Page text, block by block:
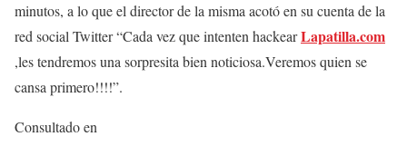
minutos, a lo que el director de la misma acotó en su cuenta de la
red social Twitter “Cada vez que intenten hackearLapatilla.com
,les tendremos una sorpresita bien noticiosa.Veremos quien se
cansa primero!!!!”.
Consultado en